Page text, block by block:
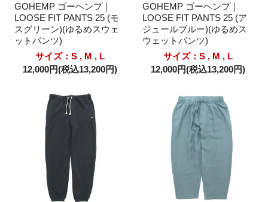
GOHEMP ゴーヘンプ｜
LOOSE FIT PANTS 25 (モ
スグリーン)(ゆるめスウェ
ットパンツ)
サイズ：S , M , L
12,000円(税込13,200円)
GOHEMP ゴーヘンプ｜
LOOSE FIT PANTS 25 (ア
ジュールブルー)(ゆるめス
ウェットパンツ)
サイズ：S , M , L
12,000円(税込13,200円)